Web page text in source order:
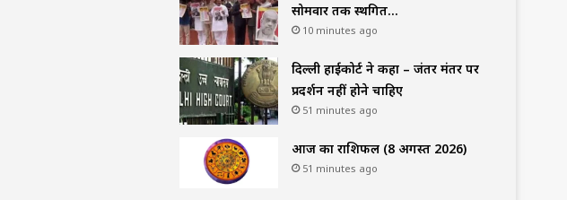
सोमवार तक स्थगित…
10 minutes ago
दिल्ली हाईकोर्ट ने कहा – जंतर मंतर पर
प्रदर्शन नहीं होने चाहिए
51 minutes ago
आज का राशिफल (8 अगस्त 2026)
51 minutes ago